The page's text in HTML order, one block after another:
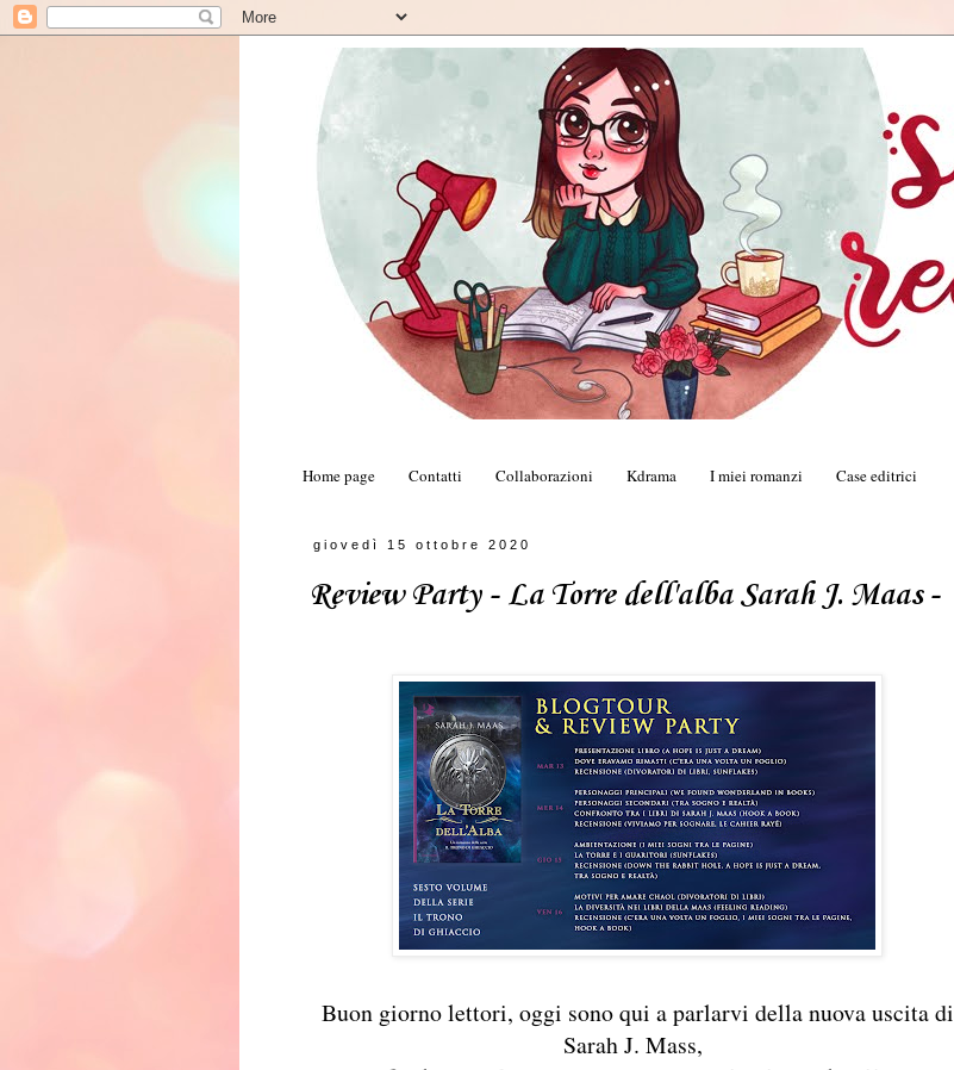
Home page Contatti Collaborazioni Kdrama I miei romanzi Case editrici
giovedì 15 ottobre 2020
Review Party - La Torre dell'alba Sarah J. Maas -
Buon giorno lettori, oggi sono qui a parlarvi della nuova uscita di
Sarah J. Mass,